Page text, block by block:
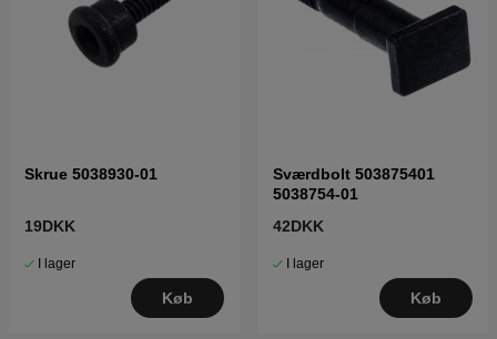
Skrue 5038930-01
19DKK
I lager
Køb
Sværdbolt 503875401
5038754-01
42DKK
I lager
Køb